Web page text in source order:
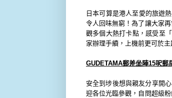
日本可算是港人至愛的旅遊
令人回味無窮！為了讓大家
觀多個大熱打卡點， 感受至
家辦理手續，
上機前更可於
GUDETAMA郵差坐陣15呎郵
安全到埗後想與親友分享開
迎各位光臨參觀，自問超級